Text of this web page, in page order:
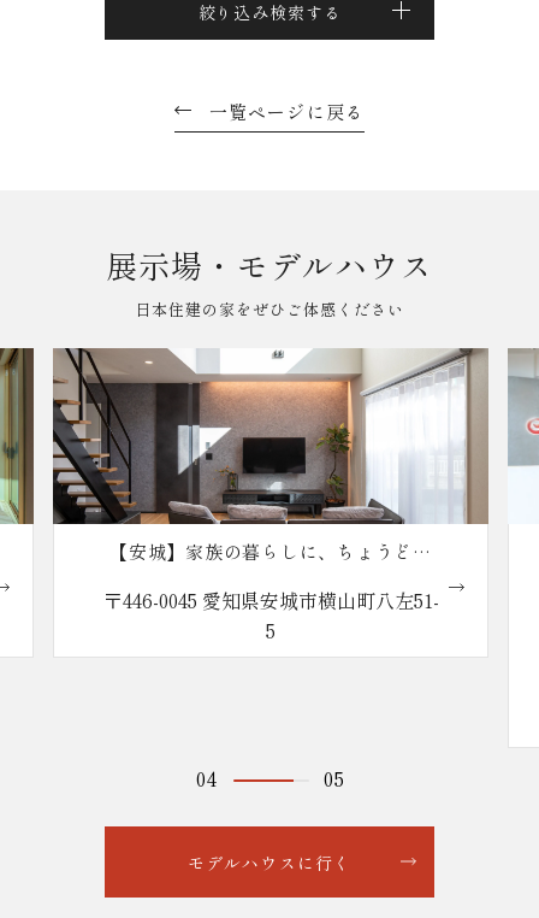
絞り込み検索する
一覧ページに戻る
展示場・モデルハウス
日本住建の家をぜひご体感ください
【安城】本社ショールーム
〒446-0043 愛知県安城市城南町1丁目1
番地1
営業時間 10:00〜18:00（定休日：火・
04
05
モデルハウスに行く